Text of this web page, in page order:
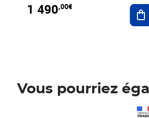
1 490,00€
Vous pourriez